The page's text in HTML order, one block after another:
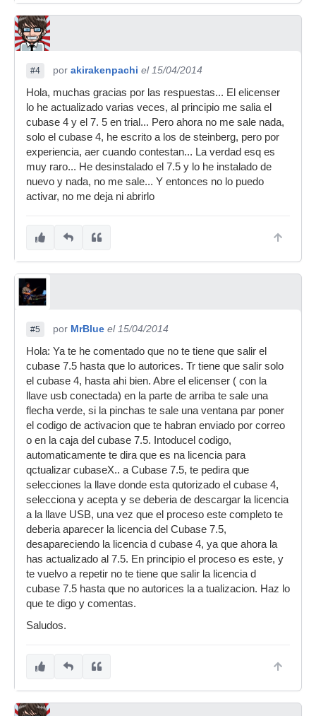
#4 por akirakenpachi el 15/04/2014
Hola, muchas gracias por las respuestas... El elicenser
lo he actualizado varias veces, al principio me salia el
cubase 4 y el 7. 5 en trial... Pero ahora no me sale nada,
solo el cubase 4, he escrito a los de steinberg, pero por
experiencia, aer cuando contestan... La verdad esq es
muy raro... He desinstalado el 7.5 y lo he instalado de
nuevo y nada, no me sale... Y entonces no lo puedo
activar, no me deja ni abrirlo
#5 por MrBlue el 15/04/2014
Hola: Ya te he comentado que no te tiene que salir el
cubase 7.5 hasta que lo autorices. Tr tiene que salir solo
el cubase 4, hasta ahi bien. Abre el elicenser ( con la
llave usb conectada) en la parte de arriba te sale una
flecha verde, si la pinchas te sale una ventana par poner
el codigo de activacion que te habran enviado por correo
o en la caja del cubase 7.5. Intoducel codigo,
automaticamente te dira que es na licencia para
qctualizar cubaseX.. a Cubase 7.5, te pedira que
selecciones la llave donde esta qutorizado el cubase 4,
selecciona y acepta y se deberia de descargar la licencia
a la llave USB, una vez que el proceso este completo te
deberia aparecer la licencia del Cubase 7.5,
desapareciendo la licencia d cubase 4, ya que ahora la
has actualizado al 7.5. En principio el proceso es este, y
te vuelvo a repetir no te tiene que salir la licencia d
cubase 7.5 hasta que no autorices la a tualizacion. Haz lo
que te digo y comentas.
Saludos.